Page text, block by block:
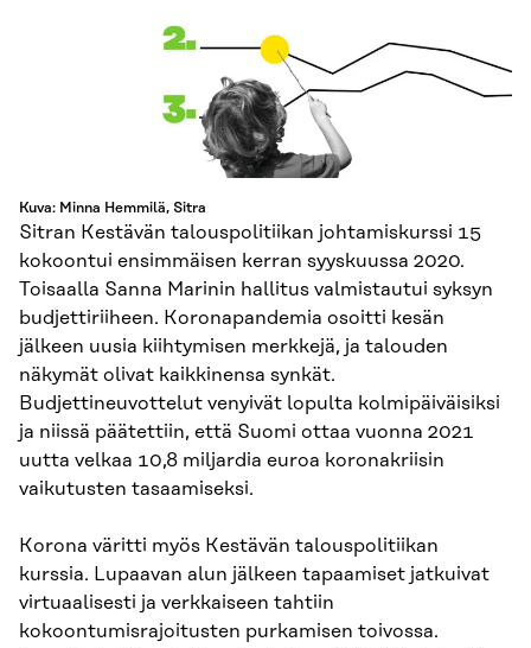
Kuva: Minna Hemmilä, Sitra
Sitran Kestävän talouspolitiikan johtamiskurssi 15
kokoontui ensimmäisen kerran syyskuussa 2020.
Toisaalla Sanna Marinin hallitus valmistautui syksyn
budjettiriiheen. Koronapandemia osoitti kesän
jälkeen uusia kiihtymisen merkkejä, ja talouden
näkymät olivat kaikkinensa synkät.
Budjettineuvottelut venyivät lopulta kolmipäiväisiksi
ja niissä päätettiin, että Suomi ottaa vuonna 2021
uutta velkaa 10,8 miljardia euroa koronakriisin
vaikutusten tasaamiseksi.
Korona väritti myös Kestävän talouspolitiikan
kurssia. Lupaavan alun jälkeen tapaamiset jatkuivat
virtuaalisesti ja verkkaiseen tahtiin
kokoontumisrajoitusten purkamisen toivossa.